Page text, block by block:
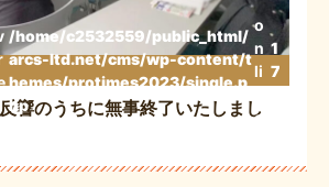
/home/c2532559/public_html/
arcs-ltd.net/cms/wp-content/t
hemes/protimes2023/single.p
hp
o
n
li
e
1
7
響のうちに無事終了いたしまし